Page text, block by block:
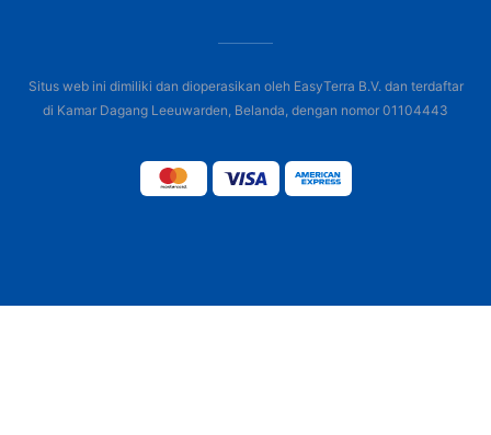
Situs web ini dimiliki dan dioperasikan oleh EasyTerra B.V. dan terdaftar
di Kamar Dagang Leeuwarden, Belanda, dengan nomor 01104443